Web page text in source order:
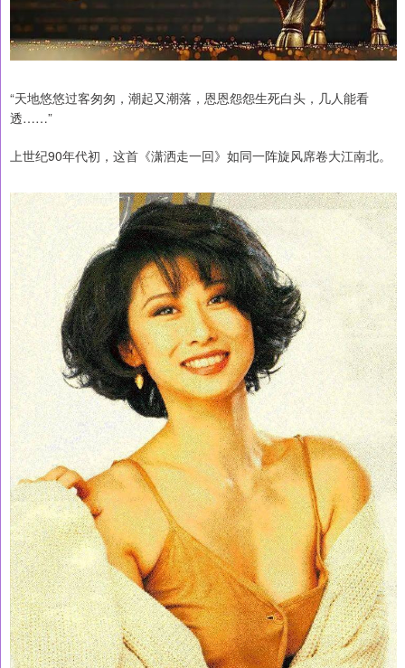
“天地悠悠过客匆匆，潮起又潮落，恩恩怨怨生死白头，几人能看
透……”
上世纪90年代初，这首《潇洒走一回》如同一阵旋风席卷大江南北。